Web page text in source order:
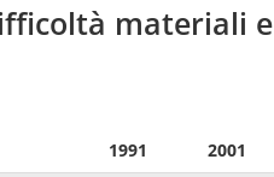
materiali e
1991 2001